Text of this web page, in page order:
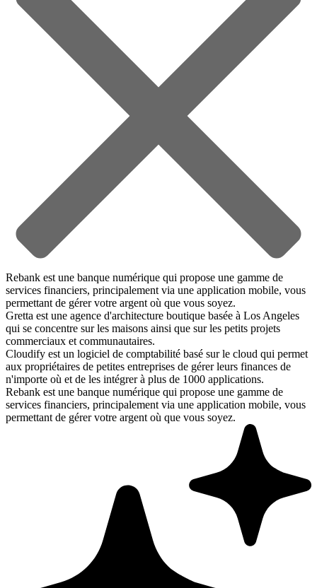
Rebank est une banque numérique qui propose une gamme de
services financiers, principalement via une application mobile, vous
permettant de gérer votre argent où que vous soyez.
Gretta est une agence d'architecture boutique basée à Los Angeles
qui se concentre sur les maisons ainsi que sur les petits projets
commerciaux et communautaires.
Cloudify est un logiciel de comptabilité basé sur le cloud qui permet
aux propriétaires de petites entreprises de gérer leurs finances de
n'importe où et de les intégrer à plus de 1000 applications.
Rebank est une banque numérique qui propose une gamme de
services financiers, principalement via une application mobile, vous
permettant de gérer votre argent où que vous soyez.